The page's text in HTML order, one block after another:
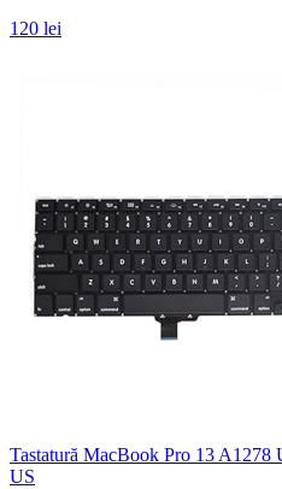
120 lei
Tastatură MacBook Pro 13
US